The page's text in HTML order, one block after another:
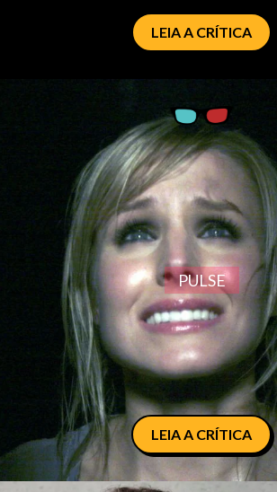
LEIA A CRÍTICA
PULSE
LEIA A CRÍTICA